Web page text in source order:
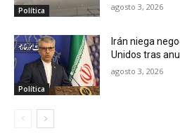
Política agosto 3, 2026
Política
Irán niega
Unidos tras
agosto 3, 2026